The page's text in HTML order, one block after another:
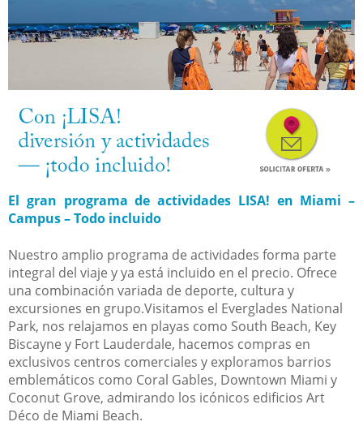
El gran programa de actividades LISA! en Miami –
Campus – Todo incluido
Nuestro amplio programa de actividades forma parte
integral del viaje y ya está incluido en el precio. Ofrece
una combinación variada de deporte, cultura y
excursiones en grupo.Visitamos el Everglades National
Park, nos relajamos en playas como South Beach, Key
Biscayne y Fort Lauderdale, hacemos compras en
exclusivos centros comerciales y exploramos barrios
emblemáticos como Coral Gables, Downtown Miami y
Coconut Grove, admirando los icónicos edificios Art
Déco de Miami Beach.